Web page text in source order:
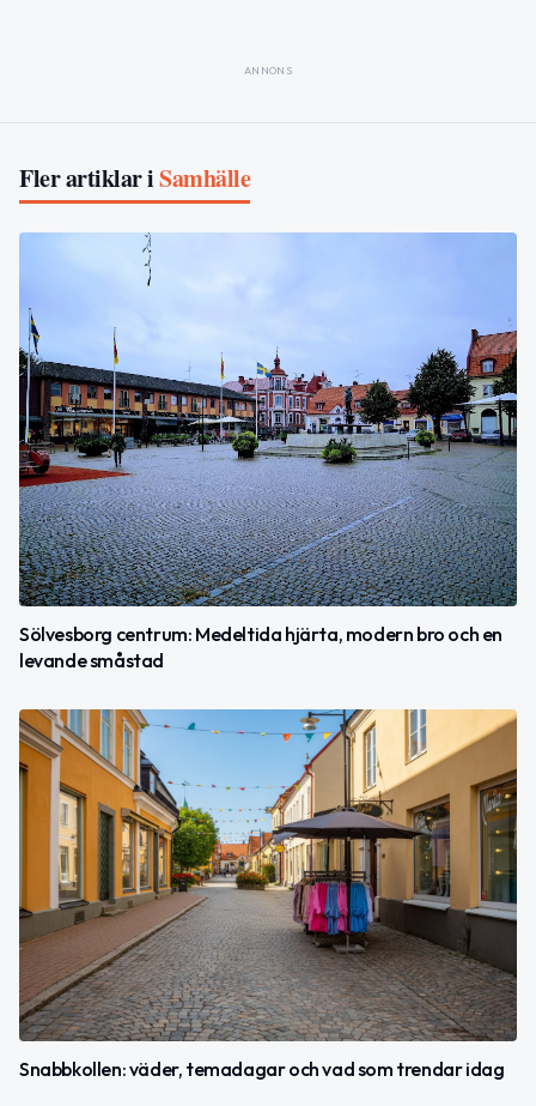
ANNONS
Fler artiklar iSamhälle
Sölvesborg centrum: Medeltida hjärta, modern bro och en
levande småstad
Snabbkollen: väder, temadagar och vad som trendar idag